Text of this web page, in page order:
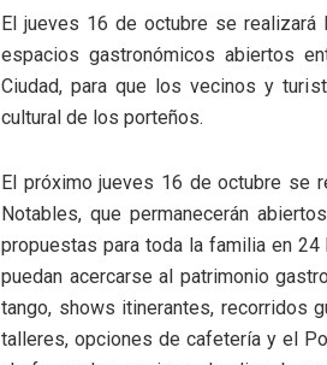
El jueves 16 de octubre se realizará
espacios gastronómicos abiertos
Ciudad, para que los vecinos y
cultural de los porteños.
El próximo jueves 16 de octubre se
Notables, que permanecerán
propuestas para toda la familia en
puedan acercarse al patrimonio
tango, shows itinerantes, recorridos
talleres, opciones de cafetería y el